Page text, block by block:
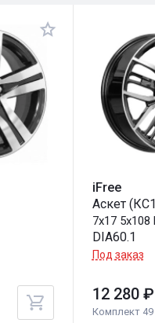
iFree
Аскет
7x17 5x108
DIA60.1
Под заказ
12 280 ₽
Комплект 49